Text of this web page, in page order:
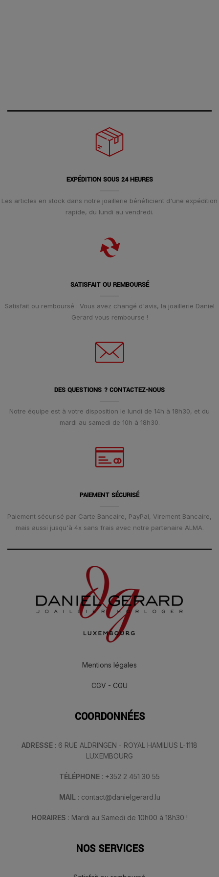
EXPÉDITION SOUS 24 HEURES
Les articles en stock dans notre joaillerie bénéficient d'une expédition
rapide, du lundi au vendredi.
SATISFAIT OU REMBOURSÉ
Satisfait ou remboursé : Vous avez changé d'avis, la joaillerie Daniel
Gerard vous rembourse !
DES QUESTIONS ? CONTACTEZ-NOUS
Notre équipe est à votre disposition le lundi de 14h à 18h30, et du
mardi au samedi de 10h à 18h30.
PAIEMENT SÉCURISÉ
Paiement sécurisé par Carte Bancaire, PayPal, Virement Bancaire,
mais aussi jusqu'à 4x sans frais avec notre partenaire ALMA.
Mentions légales
CGV - CGU
COORDONNÉES
ADRESSE : 6 RUE ALDRINGEN - ROYAL HAMILIUS L-1118
LUXEMBOURG
TÉLÉPHONE : +352 2 451 30 55
MAIL : contact@danielgerard.lu
HORAIRES : Mardi au Samedi de 10h00 à 18h30 !
NOS SERVICES